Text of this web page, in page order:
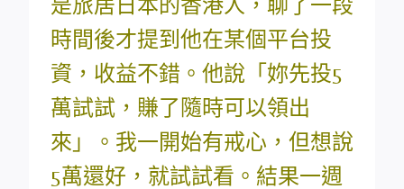
時間後才提到他在某個平台投
資，收益不錯。他說「妳先投5
萬試試，賺了隨時可以領出
來」。我一開始有戒心，但想說
5萬還好，就試試看。結果一週